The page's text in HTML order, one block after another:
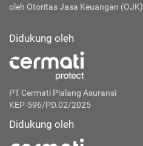
oleh Otoritas Jasa Keuangan (OJK)
Didukung oleh
PT Cermati Pialang Asuransi
KEP-596/PD.02/2025
Didukung oleh